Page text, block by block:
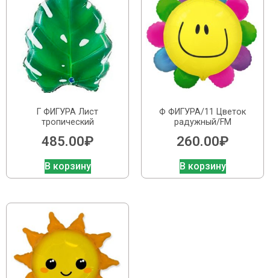
Г ФИГУРА Лист
тропический
485.00₽
В корзину
Ф ФИГУРА/11 Цветок
радужный/FM
260.00₽
В корзину